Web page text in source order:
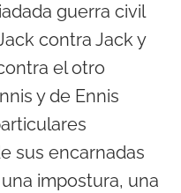
guerra civil
contra Jack y
el otro
y de Ennis
sus encarnadas
impostura, una